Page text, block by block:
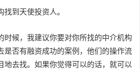
到天使投资人。
时候，我建议你要对你所找的中介机构
是否有融资成功的案例，他们的操作流
地去找。如果你觉得可以的话，就可以